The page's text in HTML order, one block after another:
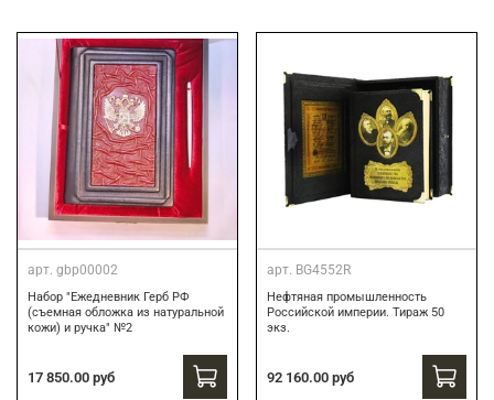
арт. gbp00002
Набор "Ежедневник Герб РФ
(съемная обложка из натуральной
кожи) и ручка" №2
17 850.00 руб
арт. BG4552R
Нефтяная промышленность
Российской империи. Тираж 50
экз.
92 160.00 руб